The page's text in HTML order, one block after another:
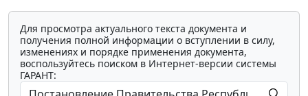
Для просмотра актуального текста документа и
получения полной информации о вступлении в силу,
изменениях и порядке применения документа,
воспользуйтесь поиском в Интернет-версии системы
ГАРАНТ: